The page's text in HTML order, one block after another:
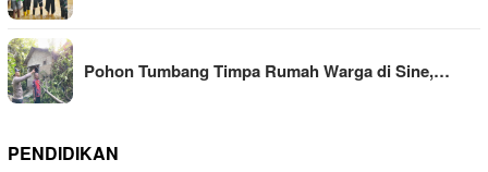
Pohon Tumbang Timpa Rumah Warga di Sine,…
PENDIDIKAN